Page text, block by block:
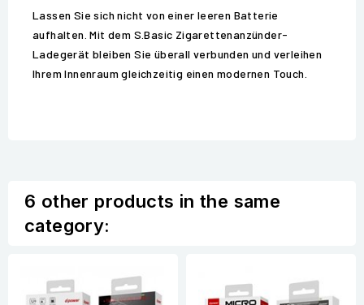
Lassen Sie sich nicht von einer leeren Batterie
aufhalten. Mit dem S.Basic Zigarettenanzünder-
Ladegerät bleiben Sie überall verbunden und verleihen
Ihrem Innenraum gleichzeitig einen modernen Touch.
6 other products in the same
category: